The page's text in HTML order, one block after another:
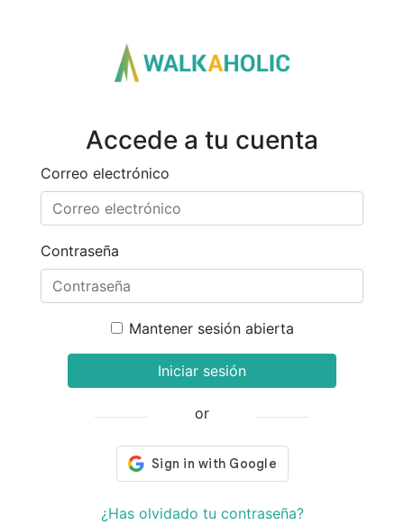
Accede a tu cuenta
Correo electrónico
Contraseña
Mantener sesión abierta
Iniciar sesión
or
¿Has olvidado tu contraseña?